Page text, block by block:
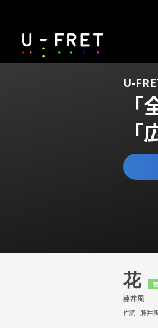
U-
花
藤井風
作詞 :藤井